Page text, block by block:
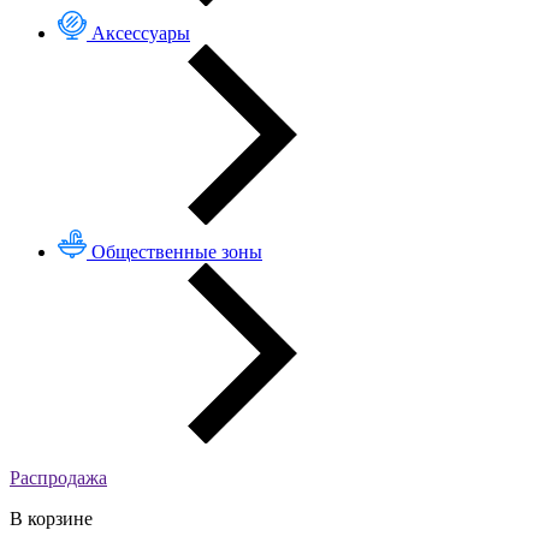
Аксессуары
Общественные зоны
Распродажа
В корзине